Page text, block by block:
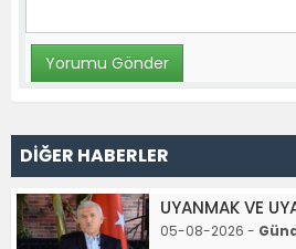
DİĞER HABERLER
UYANMAK VE
05-08-2026 -